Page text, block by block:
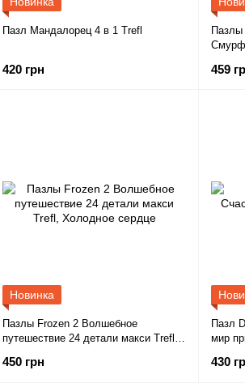
Пазл Мандалорец 4 в 1 Trefl
420 грн 459
Новинка
Пазлы Frozen 2 Волшебное
путешествие 24 детали макси Trefl,
450 грн
Пазл
мир
430